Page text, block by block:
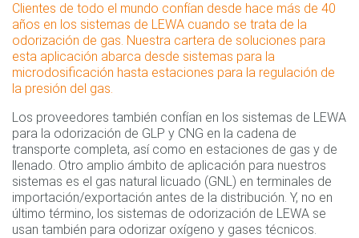
Clientes de todo el mundo confían desde hace más de 40
años en los sistemas de LEWA cuando se trata de la
odorización de gas. Nuestra cartera de soluciones para
esta aplicación abarca desde sistemas para la
microdosificación hasta estaciones para la regulación de
la presión del gas.
Los proveedores también confían en los sistemas de LEWA
para la odorización de GLP y CNG en la cadena de
transporte completa, así como en estaciones de gas y de
llenado. Otro amplio ámbito de aplicación para nuestros
sistemas es el gas natural licuado (GNL) en terminales de
importación/exportación antes de la distribución. Y, no en
último término, los sistemas de odorización de LEWA se
usan también para odorizar oxígeno y gases técnicos.